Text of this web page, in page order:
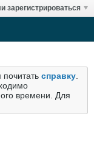
зарегистрироваться
справку
времени. Для